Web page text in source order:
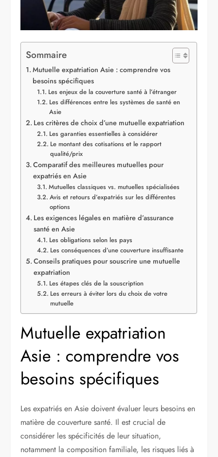
Sommaire
Mutuelle expatriation Asie : comprendre vos
besoins spécifiques
Les enjeux de la couverture santé à l’étranger
Les différences entre les systèmes de santé en
Asie
Les critères de choix d’une mutuelle expatriation
Les garanties essentielles à considérer
Le montant des cotisations et le rapport
qualité/prix
Comparatif des meilleures mutuelles pour
expatriés en Asie
Mutuelles classiques vs. mutuelles spécialisées
Avis et retours d’expatriés sur les différentes
options
Les exigences légales en matière d’assurance
santé en Asie
Les obligations selon les pays
Les conséquences d’une couverture insuffisante
Conseils pratiques pour souscrire une mutuelle
expatriation
Les étapes clés de la souscription
Les erreurs à éviter lors du choix de votre
mutuelle
Mutuelle expatriation
Asie : comprendre vos
besoins spécifiques
Les expatriés en Asie doivent évaluer leurs besoins en
matière de couverture santé. Il est crucial de
considérer les spécificités de leur situation,
notamment la composition familiale, les risques liés à